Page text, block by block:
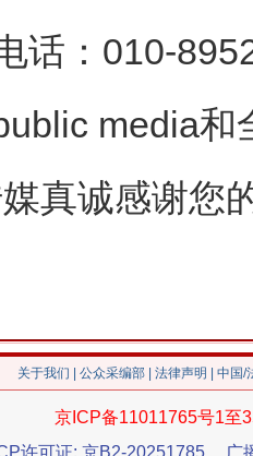
话：010-
media
真诚感谢您
关于我们 公众采编部 法律声明 | 中国
京ICP备11011765号1至
许可证: 京B2-20251785
广